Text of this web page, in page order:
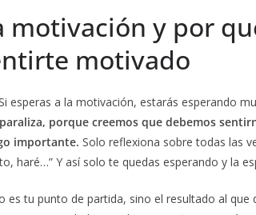
motivación y por
motivado
esperas a la motivación, estarás esperando
porque creemos que debemos
importante. Solo reflexiona sobre todas las
haré…” Y así solo te quedas esperando y la
es tu punto de partida, sino el resultado al que